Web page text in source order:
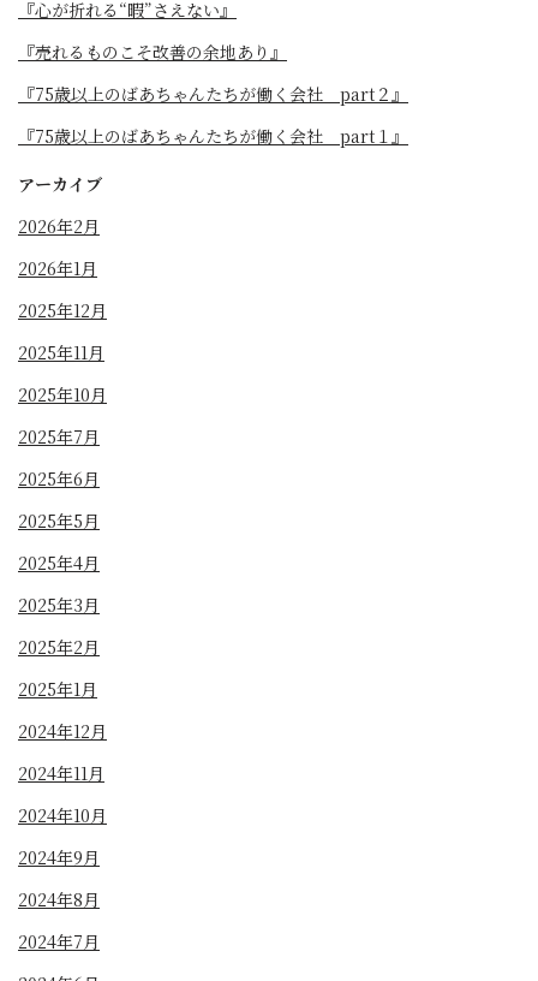
『心が折れる“暇”さえない』
『売れるものこそ改善の余地あり』
『75歳以上のばあちゃんたちが働く会社 part２』
『75歳以上のばあちゃんたちが働く会社 part１』
アーカイブ
2026年2月
2026年1月
2025年12月
2025年11月
2025年10月
2025年7月
2025年6月
2025年5月
2025年4月
2025年3月
2025年2月
2025年1月
2024年12月
2024年11月
2024年10月
2024年9月
2024年8月
2024年7月